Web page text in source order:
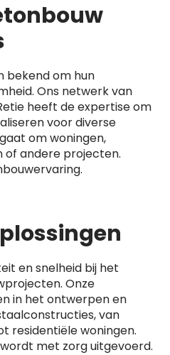
bekend om hun
Ons netwerk van
heeft de expertise om
voor diverse
om woningen,
andere projecten.
en snelheid bij het
Onze
in het ontwerpen en
van
residentiële woningen.
met zorg uitgevoerd.